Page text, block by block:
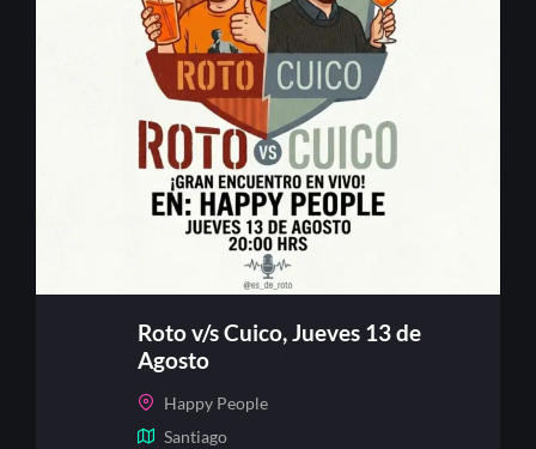
Roto v/s Cuico, Jueves 13 de
Agosto
Happy People
Santiago